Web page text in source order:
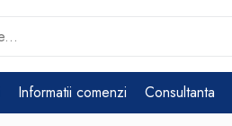
Informatii comenzi Consultanta